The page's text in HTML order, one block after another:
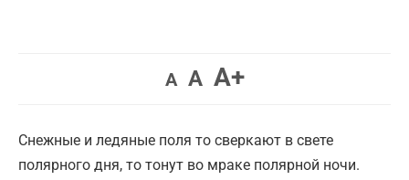
AУменьшить
AВернуть
A+Увеличить
Снежные и ледяные поля то сверкают в свете
полярного дня, то тонут во мраке полярной ночи.